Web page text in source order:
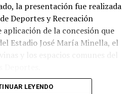
la presentación fue realizada
Deportes y Recreación
aplicación de la concesión que
Estadio José María Minella, el
y los espacios comunes del
Legal, Técnico y de
LEYENDO